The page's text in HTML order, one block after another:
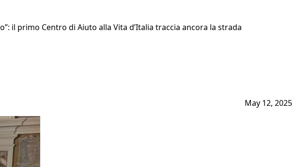
il primo Centro di Aiuto alla Vita d’Italia traccia ancora la strada
May 12, 2025